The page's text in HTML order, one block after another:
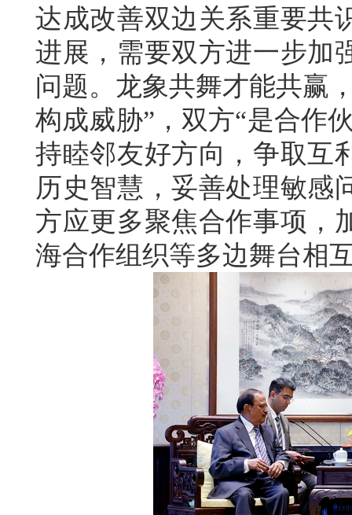
达成改善双边关系重要共
进展，需要双方进一步加
问题。龙象共舞才能共赢
构成威胁”，双方“是合作
持睦邻友好方向，争取互
历史智慧，妥善处理敏感
方应更多聚焦合作事项，
海合作组织等多边舞台相